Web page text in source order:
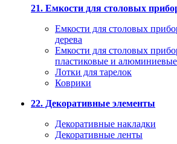
21. Емкости для столовых
Емкости для столовых
дерева
Емкости для столовых
пластиковые и алюминиевые
Лотки для тарелок
Коврики
22. Декоративные элементы
Декоративные накладки
Декоративные ленты